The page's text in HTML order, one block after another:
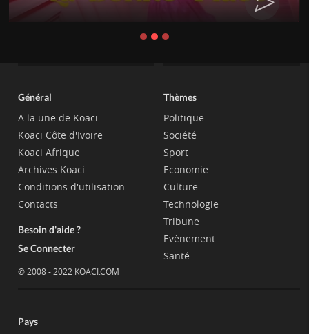
Général
A la une de Koaci
Koaci Côte d'Ivoire
Koaci Afrique
Archives Koaci
Conditions d'utilisation
Contacts
Besoin d'aide ?
Se Connecter
© 2008 - 2022 KOACI.COM
Thèmes
Politique
Société
Sport
Economie
Culture
Technologie
Tribune
Evènement
Santé
Pays